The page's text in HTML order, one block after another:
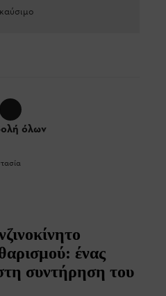
όλων
ένας
συντήρηση του